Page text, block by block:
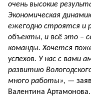
очень высокие
Экономическая
ежегодно строятся и
объекты, и всё это –
команды. Хочется
успехов. У нас с вами
развитию
много работы», —
Валентина Артамонова.